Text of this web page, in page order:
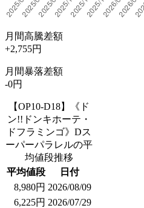
月間高騰差額
+2,755円
月間暴落差額
-0円
【OP10-D18】《ド
ン!!ドンキホーテ・
ドフラミンゴ》Dス
ーパーパラレルの平
均値段推移
平均値段
日付
8,980円 2026/08/09
6,225円 2026/07/29